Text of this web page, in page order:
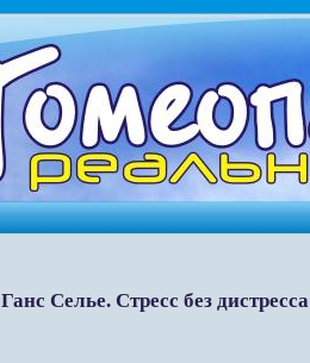
Ганс Селье. Стресс без дистресса